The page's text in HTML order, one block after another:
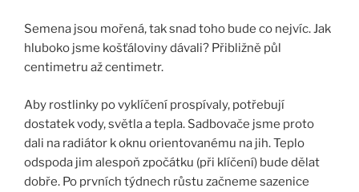
Semena jsou mořená, tak snad toho bude co nejvíc. Jak
hluboko jsme košťáloviny dávali? Přibližně půl
centimetru až centimetr.
Aby rostlinky po vyklíčení prospívaly, potřebují
dostatek vody, světla a tepla. Sadbovače jsme proto
dali na radiátor k oknu orientovanému na jih. Teplo
odspoda jim alespoň zpočátku (při klíčení) bude dělat
dobře. Po prvních týdnech růstu začneme sazenice